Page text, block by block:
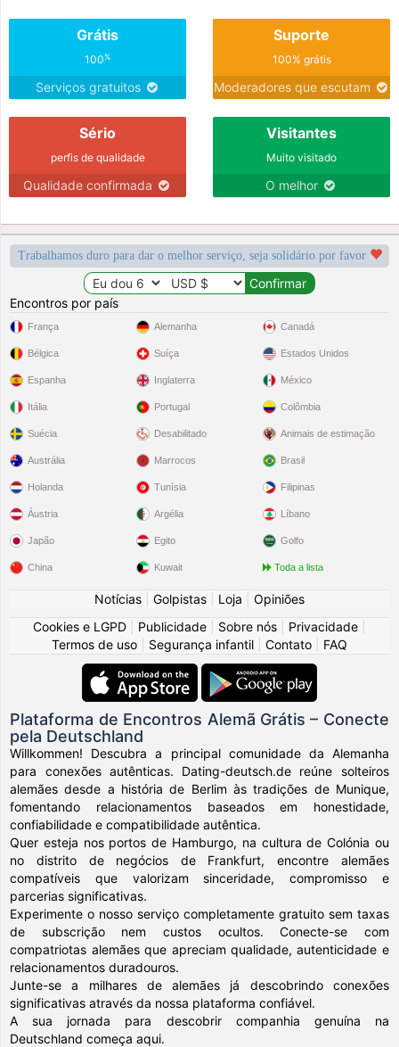
Grátis
100%
Serviços gratuitos
Suporte
100% grátis
Moderadores que escutam
Sério
perfis de qualidade
Qualidade confirmada
Visitantes
Muito visitado
O melhor
Trabalhamos duro para dar o melhor serviço, seja solidário por favor
Encontros por país
França
Bélgica
Espanha
Itália
Suécia
Alemanha
Suíça
Inglaterra
Portugal
Desabilitado
Canadá
Estados Unidos
México
Colômbia
Animais de estimação
Austrália
Holanda
Áustria
Japão
China
Marrocos
Tunísia
Argélia
Egito
Kuwait
Brasil
Filipinas
Líbano
Golfo
Toda a lista
Notícias Golpistas Loja
Opiniões
Cookies e LGPD
Publicidade Sobre nós Privacidade
Termos de uso
Segurança infantil Contato FAQ
Plataforma de Encontros Alemã Grátis – Conecte
pela Deutschland
Willkommen! Descubra a principal comunidade da Alemanha
para conexões autênticas. Dating-deutsch.de reúne solteiros
alemães desde a história de Berlim às tradições de Munique,
fomentando relacionamentos baseados em honestidade,
confiabilidade e compatibilidade autêntica.
Quer esteja nos portos de Hamburgo, na cultura de Colónia ou
no distrito de negócios de Frankfurt, encontre alemães
compatíveis que valorizam sinceridade, compromisso e
parcerias significativas.
Experimente o nosso serviço completamente gratuito sem taxas
de subscrição nem custos ocultos. Conecte-se com
compatriotas alemães que apreciam qualidade, autenticidade e
relacionamentos duradouros.
Junte-se a milhares de alemães já descobrindo conexões
significativas através da nossa plataforma confiável.
A sua jornada para descobrir companhia genuína na
Deutschland começa aqui.